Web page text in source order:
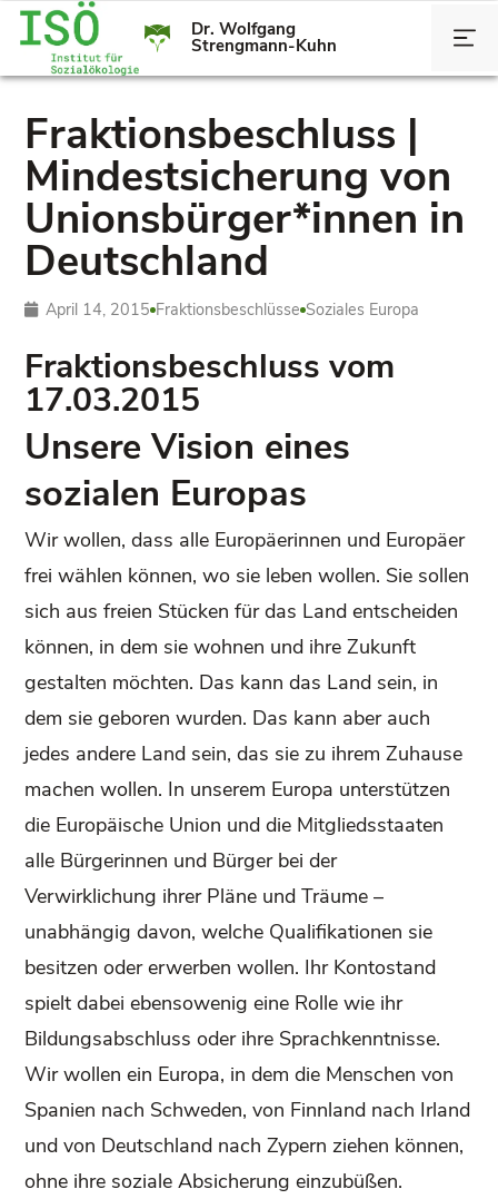
Dr. Wolfgang
Strengmann-Kuhn
Fraktionsbeschluss |
Mindestsicherung von
Unionsbürger*innen in
Deutschland
April 14, 2015 Fraktionsbeschlüsse Soziales Europa
Fraktionsbeschluss vom
17.03.2015
Unsere Vision eines
sozialen Europas
Wir wollen, dass alle Europäerinnen und Europäer
frei wählen können, wo sie leben wollen. Sie sollen
sich aus freien Stücken für das Land entscheiden
können, in dem sie wohnen und ihre Zukunft
gestalten möchten. Das kann das Land sein, in
dem sie geboren wurden. Das kann aber auch
jedes andere Land sein, das sie zu ihrem Zuhause
machen wollen. In unserem Europa unterstützen
die Europäische Union und die Mitgliedsstaaten
alle Bürgerinnen und Bürger bei der
Verwirklichung ihrer Pläne und Träume –
unabhängig davon, welche Qualifikationen sie
besitzen oder erwerben wollen. Ihr Kontostand
spielt dabei ebensowenig eine Rolle wie ihr
Bildungsabschluss oder ihre Sprachkenntnisse.
Wir wollen ein Europa, in dem die Menschen von
Spanien nach Schweden, von Finnland nach Irland
und von Deutschland nach Zypern ziehen können,
ohne ihre soziale Absicherung einzubüßen.